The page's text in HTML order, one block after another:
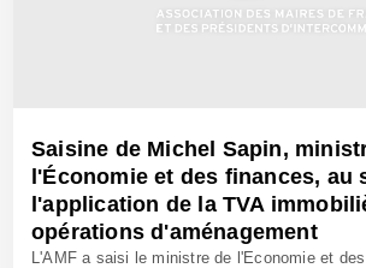
Saisine de Michel Sapin,
l'Économie et des finances, au
l'application de la TVA
opérations d'aménagement
L'AMF a saisi le ministre de l'Economie et